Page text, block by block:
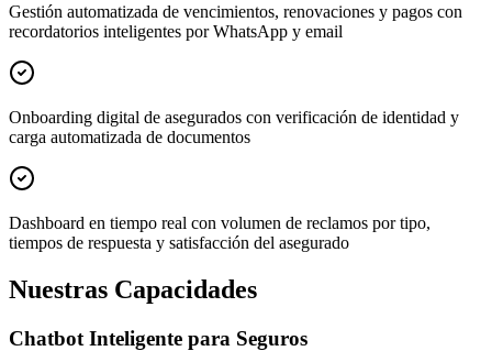
Gestión automatizada de vencimientos, renovaciones y pagos con
recordatorios inteligentes por WhatsApp y email
Onboarding digital de asegurados con verificación de identidad y
carga automatizada de documentos
Dashboard en tiempo real con volumen de reclamos por tipo,
tiempos de respuesta y satisfacción del asegurado
Nuestras Capacidades
Chatbot Inteligente para Seguros